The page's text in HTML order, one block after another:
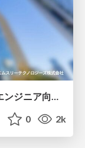
エムスリーテクノロジーズ株式会社 エンジニア向け紹介資料 / M3 Technologies Company Deck
0 2k